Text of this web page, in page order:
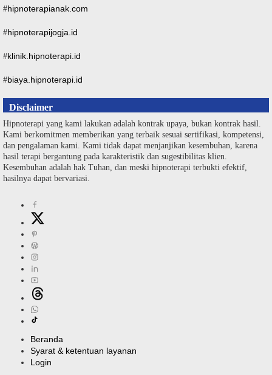
#hipnoterapianak.com
#hipnoterapijogja.id
#klinik.hipnoterapi.id
#biaya.hipnoterapi.id
Disclaimer
Hipnoterapi yang kami lakukan adalah kontrak upaya, bukan kontrak hasil.
Kami berkomitmen memberikan yang terbaik sesuai sertifikasi, kompetensi,
dan pengalaman kami. Kami tidak dapat menjanjikan kesembuhan, karena
hasil terapi bergantung pada karakteristik dan sugestibilitas klien.
Kesembuhan adalah hak Tuhan, dan meski hipnoterapi terbukti efektif,
hasilnya dapat bervariasi.
Beranda
Syarat & ketentuan layanan
Login